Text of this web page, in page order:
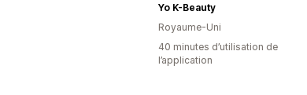
Yo K-Beauty
Royaume-Uni
40 minutes d’utilisation de
l’application